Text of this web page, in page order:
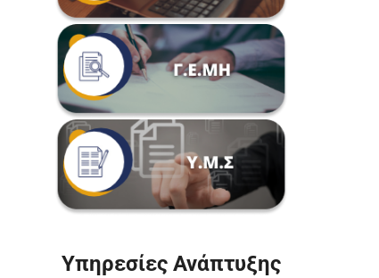
Υπηρεσίες Ανάπτυξης